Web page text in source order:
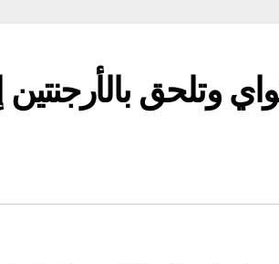
وتلحق بالأرجنتين